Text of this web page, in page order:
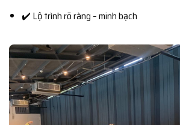
✔️ Lộ trình rõ ràng – minh bạch